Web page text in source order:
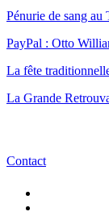
Pénurie de sang
PayPal : Otto
La fête
La Grande
Contact